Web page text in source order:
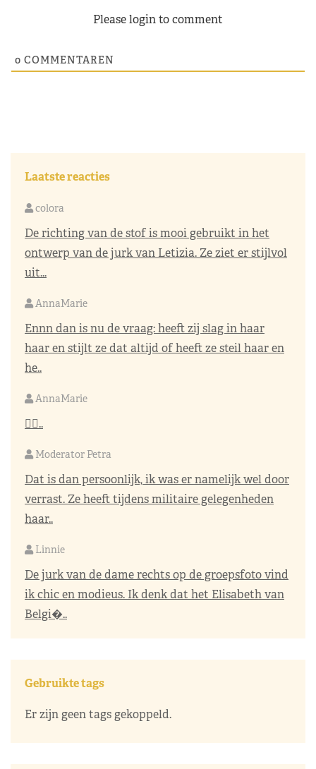
Please login to comment
0 COMMENTAREN
Laatste reacties
colora
De richting van de stof is mooi gebruikt in het
ontwerp van de jurk van Letizia. Ze ziet er stijlvol
uit...
AnnaMarie
Ennn dan is nu de vraag: heeft zij slag in haar
haar en stijlt ze dat altijd of heeft ze steil haar en
he..
AnnaMarie
👌🏼..
Moderator Petra
Dat is dan persoonlijk, ik was er namelijk wel door
verrast. Ze heeft tijdens militaire gelegenheden
haar..
Linnie
De jurk van de dame rechts op de groepsfoto vind
ik chic en modieus. Ik denk dat het Elisabeth van
Belgi�..
Gebruikte tags
Er zijn geen tags gekoppeld.